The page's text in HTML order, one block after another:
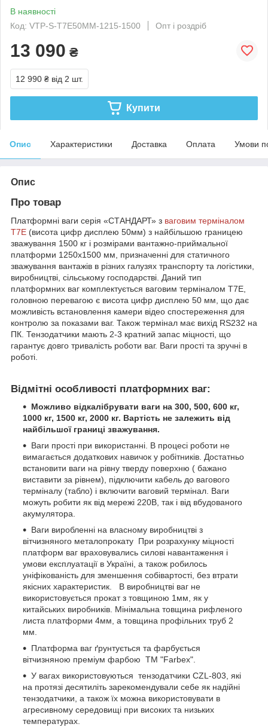
В наявності
Код: VTP-S-Т7Е50ММ-1215-1500
Опт і роздріб
13 090 ₴
12 990 ₴ від 2 шт.
Купити
Опис Характеристики Доставка Оплата Умови
Опис
Про товар
Платформні ваги серія «СТАНДАРТ» з ваговим терміналом
T7E (висота цифр дисплею 50мм) з найбільшою границею
зважування 1500 кг і розмірами вантажно-приймальної
платформи 1250х1500 мм, призначенні для статичного
зважування вантажів в різних галузях транспорту та логістики,
виробництві, сільському господарстві. Даний тип
платформних ваг комплектується ваговим терміналом T7E,
головною перевагою є висота цифр дисплею 50 мм, що дає
можливість встановлення камери відео спостереження для
контролю за показами ваг. Також термінал має вихід RS232 на
ПК. Тензодатчики мають 2-3 кратний запас міцності, що
гарантує довго тривалість роботи ваг. Ваги прості та зручні в
роботі.
Відмітні особливості платформних ваг:
Можливо відкалібрувати ваги на 300, 500, 600 кг,
1000 кг, 1500 кг, 2000 кг. Вартість не залежить від
найбільшої границі зважування.
Ваги прості при використанні. В процесі роботи не
вимагається додаткових навичок у робітників. Достатньо
встановити ваги на рівну тверду поверхню ( бажано
виставити за рівнем), підключити кабель до вагового
терміналу (табло) і включити ваговий термінал. Ваги
можуть робити як від мережі 220В, так і від вбудованого
акумулятора.
Ваги виробленні на власному виробництві з
вітчизняного металопрокату При розрахунку міцності
платформ ваг враховувались силові навантаження і
умови експлуатації в Україні, а також робилось
уніфікованість для зменшення собівартості, без втрати
якісних характеристик. В виробництві ваг не
використовується прокат з товщиною 1мм, як у
китайських виробників. Мінімальна товщина рифленого
листа платформи 4мм, а товщина профільних труб 2
мм.
Платформа ваг ґрунтується та фарбується
вітчизняною преміум фарбою ТМ "Farbex".
У вагах використовуються тензодатчики CZL-803, які
на протязі десятиліть зарекомендували себе як надійні
тензодатчики, а також їх можна використовувати в
агресивному середовищі при високих та низьких
температурах.